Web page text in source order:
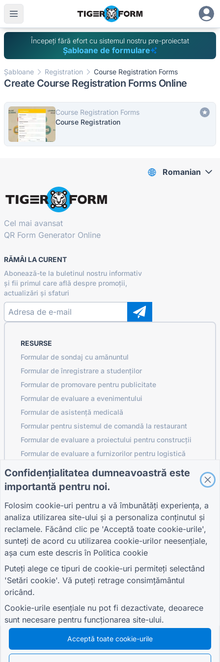
Începeți fără efort cu sistemul nostru pre-proiectat
Șabloane de formulare
Șabloane Registration Course Registration Forms
Create Course Registration Forms Online
Course Registration Forms
Course Registration
Cel mai avansat
QR Form Generator Online
RĂMÂI LA CURENT
Abonează-te la buletinul nostru informativ
și fii primul care află despre promoții,
actualizări și sfaturi
RESURSE
Formular de sondaj cu amănuntul
Formular de înregistrare a studenților
Formular de promovare pentru publicitate
Formular de evaluare a evenimentului
Formular de asistență medicală
Formular pentru sistemul de comandă la restaurant
Formular de evaluare a proiectului pentru construcții
Formular de evaluare a furnizorilor pentru logistică
Formular de cerere de servicii pentru utilități
Formular de implicare a clienților
ALĂTURAȚI-VĂ COMUNITĂȚII
GHIDURI
Centrul de ajutor
Blog
TIGER FORM Ghid
COMPANIE
Despre noi
Contactaţi-ne
TERMENI
Termeni
Politica de
Romanian
© 2026 QR Form Generator. All rights reserved.
Confidențialitatea dumneavoastră este
importantă pentru noi.
Folosim cookie-uri pentru a vă îmbunătăți experiența, a
analiza utilizarea site-ului și a personaliza conținutul și
reclamele. Făcând clic pe 'Acceptă toate cookie-urile',
sunteți de acord cu utilizarea cookie-urilor neesențiale,
așa cum este descris în Politica cookie
Puteți alege ce tipuri de cookie-uri permiteți selectând
'Setări cookie'. Vă puteți retrage consimțământul
oricând.
Cookie-urile esențiale nu pot fi dezactivate, deoarece
sunt necesare pentru funcționarea site-ului.
Acceptă toate cookie-urile